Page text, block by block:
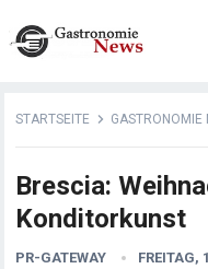
STARTSEITE GASTRONOMIE
Brescia:
Konditorkunst
PR-GATEWAY FREITAG,